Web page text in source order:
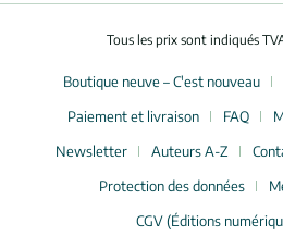
Tous les prix sont indiqués
Boutique neuve – C'est nouveau
Paiement et livraison
FAQ
Newsletter
Auteurs A-Z
Protection des données
CGV (Éditions